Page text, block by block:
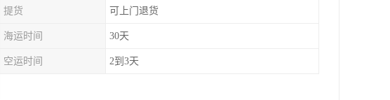
提货 可上门退货
海运时间 30天
空运时间 2到3天